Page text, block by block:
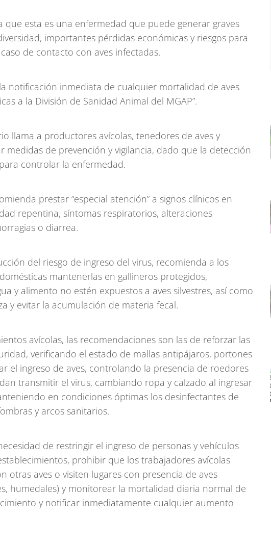
que esta es una enfermedad que puede generar graves
importantes pérdidas económicas y riesgos para
de contacto con aves infectadas.
notificación inmediata de cualquier mortalidad de aves
a la División de Sanidad Animal del MGAP”.
llama a productores avícolas, tenedores de aves y
medidas de prevención y vigilancia, dado que la detección
controlar la enfermedad.
prestar “especial atención” a signos clínicos en
repentina, síntomas respiratorios, alteraciones
o diarrea.
del riesgo de ingreso del virus, recomienda a los
mantenerlas en gallineros protegidos,
y alimento no estén expuestos a aves silvestres, así como
y evitar la acumulación de materia fecal.
avícolas, las recomendaciones son las de reforzar las
verificando el estado de mallas antipájaros, portones
el ingreso de aves, controlando la presencia de roedores
transmitir el virus, cambiando ropa y calzado al ingresar
en condiciones óptimas los desinfectantes de
y arcos sanitarios.
de restringir el ingreso de personas y vehículos
prohibir que los trabajadores avícolas
otras aves o visiten lugares con presencia de aves
humedales) y monitorear la mortalidad diaria normal de
y notificar inmediatamente cualquier aumento